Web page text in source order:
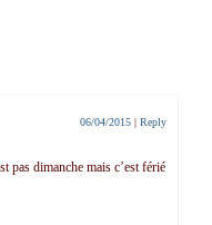
06/04/2015 | Reply
pas dimanche mais c’est férié